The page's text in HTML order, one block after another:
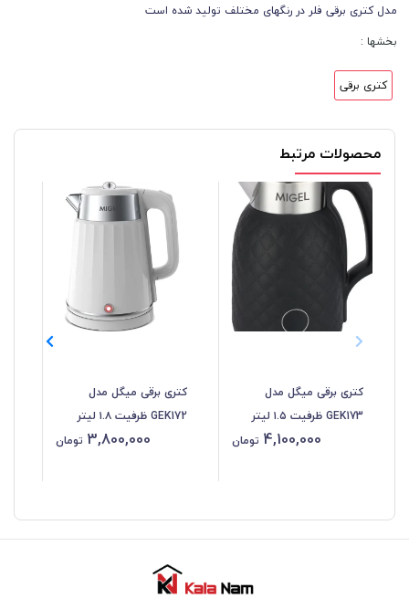
مدل کتری برقی فلر در رنگهای مختلف تولید شده است
بخشها :
کتری برقی
محصولات مرتبط
کتری برقی میگل مدل
GEK173 ظرفیت ۱.۵ لیتر
4,100,000 تومان
کتری برقی میگل مدل
GEK172 ظرفیت ۱.۸ لیتر
3,800,000 تومان